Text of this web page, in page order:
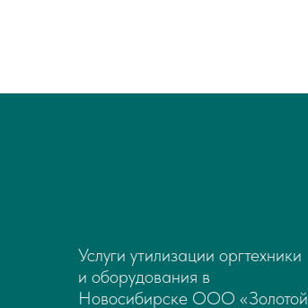
Услуги утилизации оргтехники
и оборудования в
Новосибирске ООО «Золотой